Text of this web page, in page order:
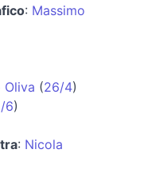
: Massimo
Oliva (26/4)
6)
: Nicola